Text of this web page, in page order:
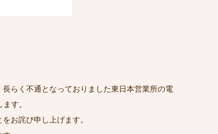
らく不通となっておりました東日本営業所の電
す。
お詫び申し上げます。